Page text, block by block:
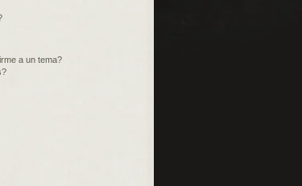
a un tema?